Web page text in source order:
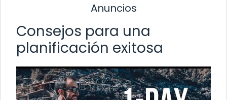
Anuncios
Consejos para una
planificación exitosa